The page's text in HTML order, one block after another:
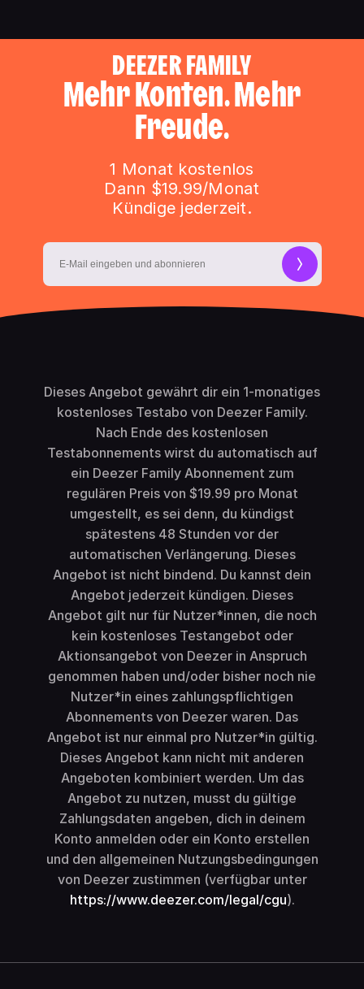
DEEZER FAMILY
Mehr Konten. Mehr
Freude.
1 Monat kostenlos
Dann $19.99/Monat
Kündige jederzeit.
Dieses Angebot gewährt dir ein 1-monatiges
kostenloses Testabo von Deezer Family.
Nach Ende des kostenlosen
Testabonnements wirst du automatisch auf
ein Deezer Family Abonnement zum
regulären Preis von $19.99 pro Monat
umgestellt, es sei denn, du kündigst
spätestens 48 Stunden vor der
automatischen Verlängerung. Dieses
Angebot ist nicht bindend. Du kannst dein
Angebot jederzeit kündigen. Dieses
Angebot gilt nur für Nutzer*innen, die noch
kein kostenloses Testangebot oder
Aktionsangebot von Deezer in Anspruch
genommen haben und/oder bisher noch nie
Nutzer*in eines zahlungspflichtigen
Abonnements von Deezer waren. Das
Angebot ist nur einmal pro Nutzer*in gültig.
Dieses Angebot kann nicht mit anderen
Angeboten kombiniert werden. Um das
Angebot zu nutzen, musst du gültige
Zahlungsdaten angeben, dich in deinem
Konto anmelden oder ein Konto erstellen
und den allgemeinen Nutzungsbedingungen
von Deezer zustimmen (verfügbar unter
https://www.deezer.com/legal/cgu).